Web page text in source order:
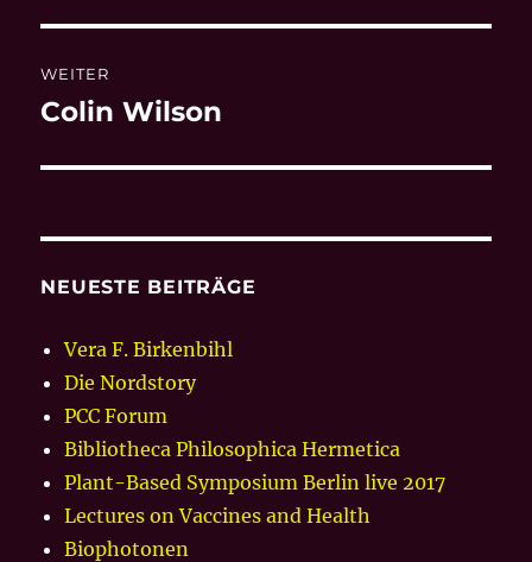
WEITER
Nächster
Colin Wilson
NEUESTE BEITRÄGE
Vera F. Birkenbihl
Die Nordstory
PCC Forum
Bibliotheca Philosophica Hermetica
Plant-Based Symposium Berlin live 2017
Lectures on Vaccines and Health
Biophotonen